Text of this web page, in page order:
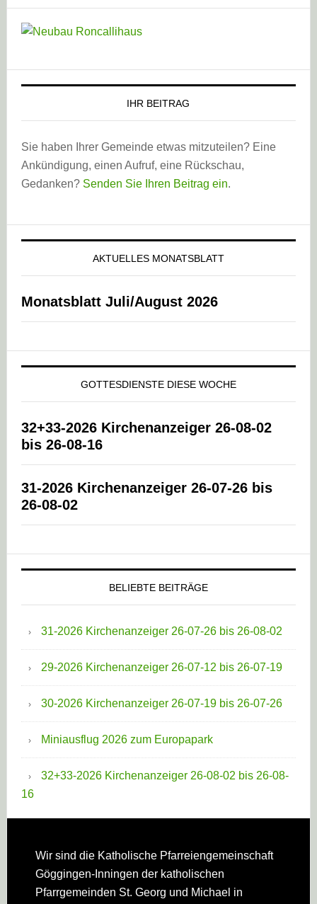
IHR BEITRAG
Sie haben Ihrer Gemeinde etwas mitzuteilen? Eine
Ankündigung, einen Aufruf, eine Rückschau,
Gedanken? Senden Sie Ihren Beitrag ein.
AKTUELLES MONATSBLATT
Monatsblatt Juli/August 2026
GOTTESDIENSTE DIESE WOCHE
32+33-2026 Kirchenanzeiger 26-08-02
bis 26-08-16
31-2026 Kirchenanzeiger 26-07-26 bis
26-08-02
BELIEBTE BEITRÄGE
31-2026 Kirchenanzeiger 26-07-26 bis 26-08-02
29-2026 Kirchenanzeiger 26-07-12 bis 26-07-19
30-2026 Kirchenanzeiger 26-07-19 bis 26-07-26
Miniausflug 2026 zum Europapark
32+33-2026 Kirchenanzeiger 26-08-02 bis 26-08-
16
Footer
Wir sind die Katholische Pfarreien­gemeinschaft
Göggingen-Inningen der katholischen
Pfarrgemeinden St. Georg und Michael in